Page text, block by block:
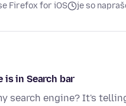
Firefox for iOS je so
is in Search bar
search engine? It's